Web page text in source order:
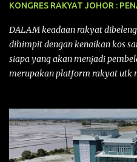
KONGRES RAKYAT JOHOR :
DALAM keadaan rakyat
dihimpit dengan kenaikan kos
siapa yang akan menjadi
merupakan platform rakyat utk
pertama yang telah diadakan
Alam, Selangor, di peringkat
“MEMBINA MALAYSIA